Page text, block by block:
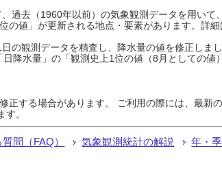
過去（1960年以前）の気象観測データを用いて
の値」が更新される地点・要素があります。詳細
の観測データを精査し、降水量の値を修正しま
降水量」の「観測史上1位の値（8月としての
する場合があります。 ご利用の際には、最新
。
問（FAQ） 気象観測統計の解説 年・